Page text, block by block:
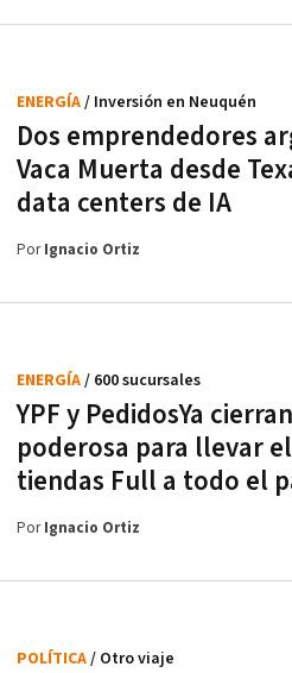
Dos emprendedores
Vaca Muerta desde
data centers de IA
ENERGÍA/ Inversión en Neuquén
PorIgnacio Ortiz
YPF y PedidosYa
poderosa para llevar
tiendas Full a todo el
ENERGÍA/ 600 sucursales
PorIgnacio Ortiz
POLÍTICA/ Otro viaje